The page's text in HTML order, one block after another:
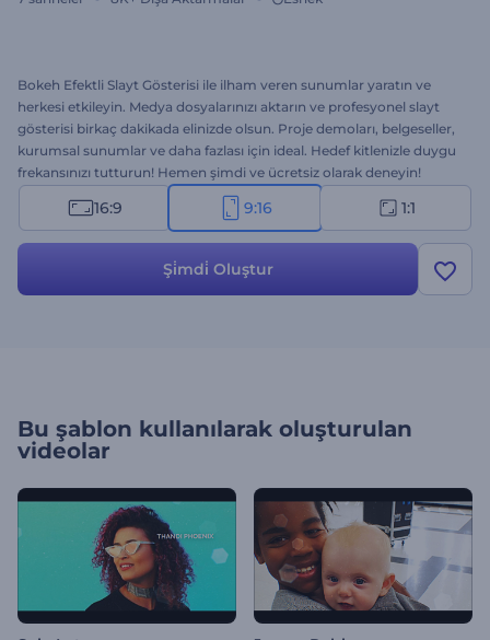
Bokeh Efektli Slayt Gösterisi ile ilham veren sunumlar yaratın ve
herkesi etkileyin. Medya dosyalarınızı aktarın ve profesyonel slayt
gösterisi birkaç dakikada elinizde olsun. Proje demoları, belgeseller,
kurumsal sunumlar ve daha fazlası için ideal. Hedef kitlenizle duygu
frekansınızı tutturun! Hemen şimdi ve ücretsiz olarak deneyin!
16:9 9:16 1:1
Şi̇mdi̇ Oluştur
Bu şablon kullanılarak oluşturulan
videolar